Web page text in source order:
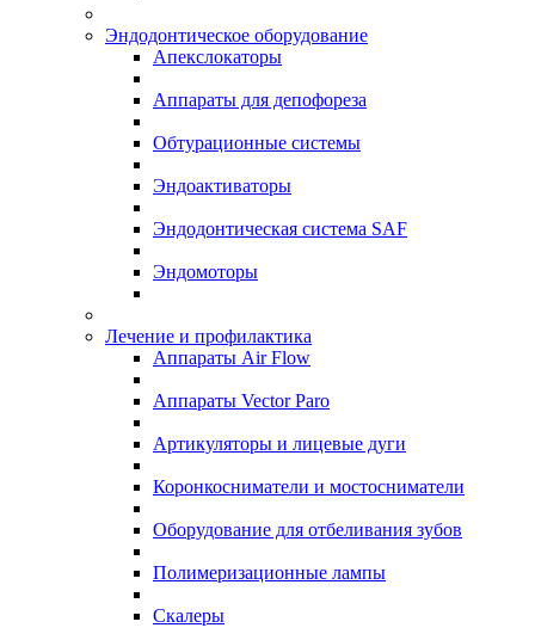
Эндодонтическое оборудование
Апекслокаторы
Аппараты для депофореза
Обтурационные системы
Эндоактиваторы
Эндодонтическая система SAF
Эндомоторы
Лечение и профилактика
Аппараты Air Flow
Аппараты Vector Paro
Артикуляторы и лицевые дуги
Коронкосниматели и мостосниматели
Оборудование для отбеливания зубов
Полимеризационные лампы
Скалеры